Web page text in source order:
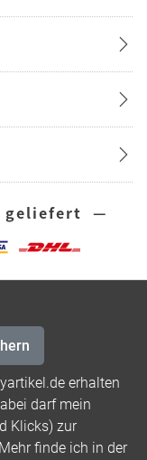
geliefert —
erhalten
darf mein
Klicks) zur
finde ich in der